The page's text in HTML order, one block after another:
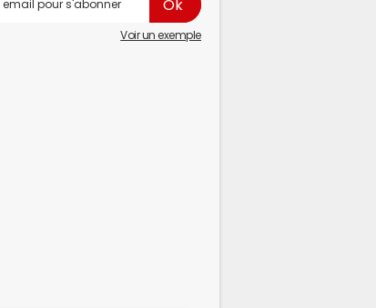
Voir un exemple